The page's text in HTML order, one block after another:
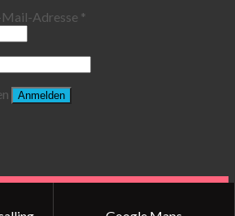
Mail-Adresse *
Anmelden